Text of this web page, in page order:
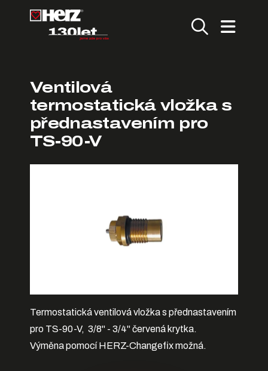
Ventilová
termostatická vložka s
přednastavením pro
TS-90-V
Termostatická ventilová vložka s přednastavením
pro TS-90-V, 3/8" - 3/4" červená krytka.
Výměna pomocí HERZ-Changefix možná.